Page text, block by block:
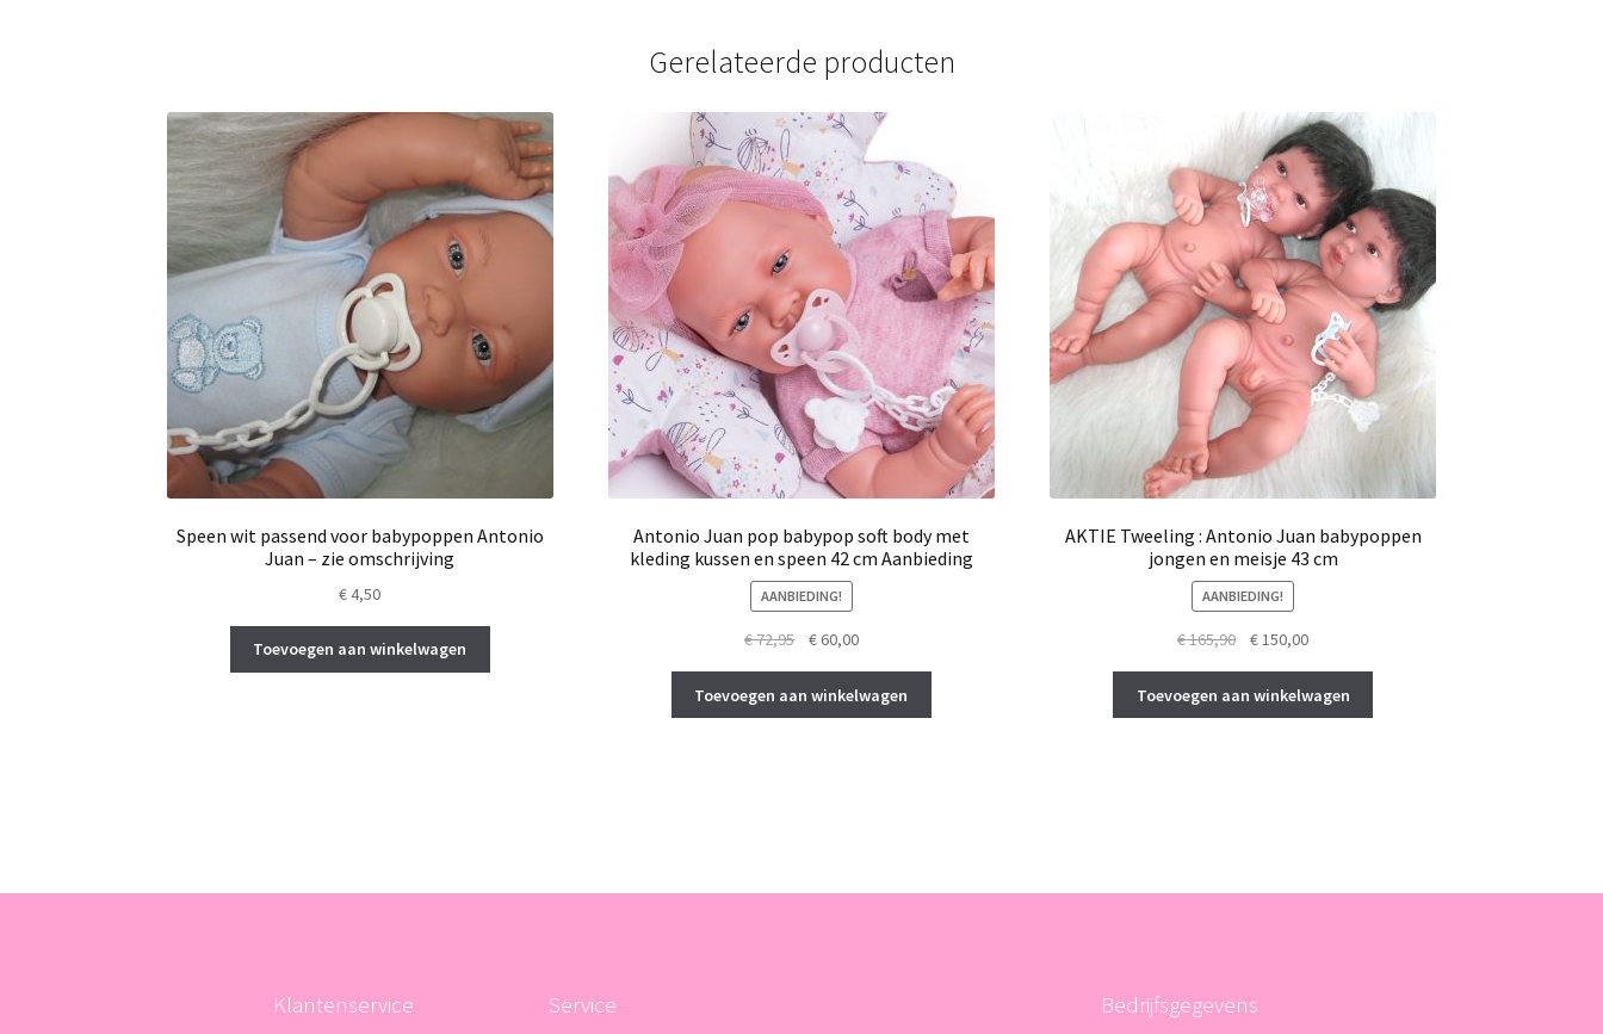
Gerelateerde producten
Speen wit passend voor babypoppen Antonio
Juan – zie omschrijving
€4,50
Toevoegen aan winkelwagen
Antonio Juan pop babypop soft body met
kleding kussen en speen 42 cm Aanbieding
AANBIEDING!
€72,95
Oorspronkelijke
was:
€ 72,95.
€60,00Huidige
is:
€ 60,00.
Toevoegen aan winkelwagen
AKTIE Tweeling : Antonio Juan babypoppen
jongen en meisje 43 cm
AANBIEDING!
€165,90
Oorspronkelijke
was:
€ 165,90.
€150,00Huidige
is:
€ 150,00.
Toevoegen aan winkelwagen
Klantenservice Service Bedrijfsgegevens